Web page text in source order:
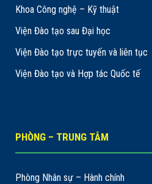
Khoa Công nghệ – Kỹ thuật
Viện Đào tạo sau Đại học
Viện Đào tạo trực tuyến và liên tục
Viện Đào tạo và Hợp tác Quốc tế
PHÒNG – TRUNG TÂM
Phòng Nhân sự – Hành chính